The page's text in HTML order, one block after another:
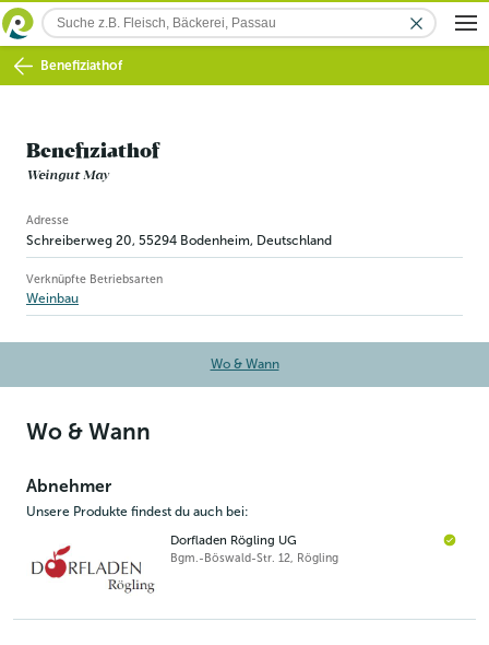
Benefiziathof
Benefiziathof
Weingut May
Betriebsinformation
Adresse
Schreiberweg 20, 55294 Bodenheim, Deutschland
Verknüpfte Betriebsarten
Weinbau
Wo & Wann
Wo & Wann
Abnehmer
Unsere Produkte findest du auch bei:
Dorfladen Rögling UG
Bgm.-Böswald-Str. 12, Rögling